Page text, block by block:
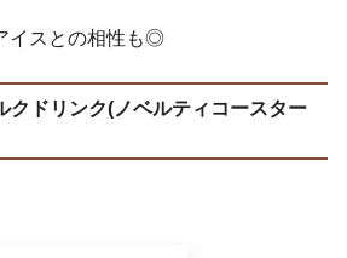
イスとの相性も◎
クドリンク(ノベルティコースター